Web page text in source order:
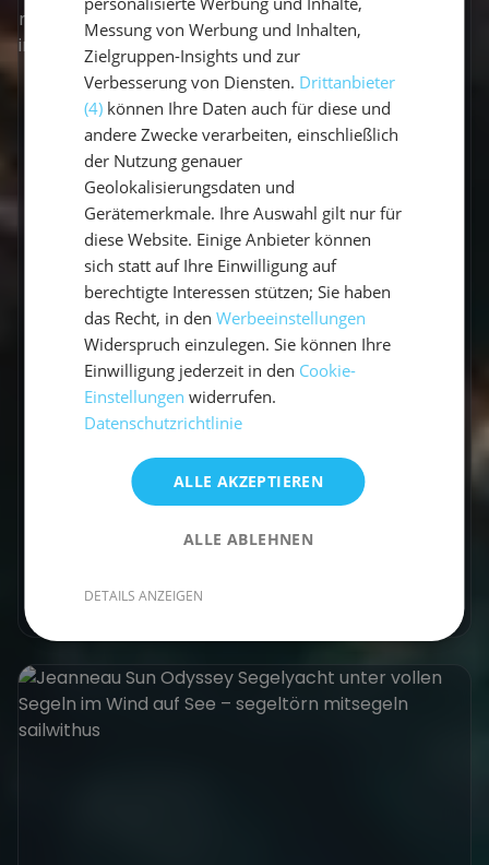
Allgemein
Ostseeinseln Segeln: Ein
Paradies für Segler und
Naturfreunde
Ostseeinseln Segeln: Segelurlaub auf
traumhaften Routen. Idyllische Buchten,
Naturparadiese und unvergessliche Erlebnisse
warten auf dich!
Mehr erfahren
Messung von Werbung und Inhalten,
Zielgruppen-Insights und zur
Verbesserung von Diensten. Drittanbieter
(4) können Ihre Daten auch für diese und
andere Zwecke verarbeiten, einschließlich
der Nutzung genauer
Geolokalisierungsdaten und
Gerätemerkmale. Ihre Auswahl gilt nur für
diese Website. Einige Anbieter können
sich statt auf Ihre Einwilligung auf
berechtigte Interessen stützen; Sie haben
das Recht, in denWerbeeinstellungen
Widerspruch einzulegen. Sie können Ihre
Einwilligung jederzeit in den Cookie-
Einstellungen widerrufen.
Datenschutzrichtlinie
ALLE AKZEPTIEREN
ALLE ABLEHNEN
DETAILS ANZEIGEN